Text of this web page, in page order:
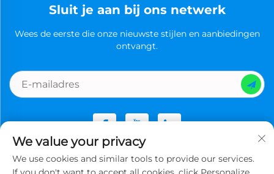
Sluit je aan bij ons netwerk
Wees de eerste die onze nieuwste stijlen en aanbiedingen
ontvangt.
Copyright © Guangzhou Ruixi Technology Co., Ltd.now All
We value your privacy
We use cookies and similar tools to provide our services.